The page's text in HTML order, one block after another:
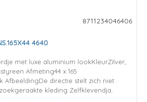
8711234046406
4640
met luxe aluminium lookKleurZilver,
Afmeting44 x 165
AfbeeldingDe directie stelt zich niet
kleding Zelfklevendja..